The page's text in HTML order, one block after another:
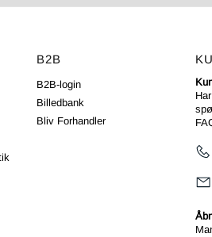
B2B
B2B-login
Billedbank
Bliv Forhandler